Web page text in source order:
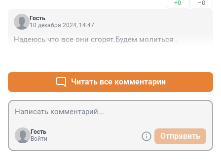
+0 –0
Гость
10 декабря 2024, 14:47
Надеюсь что все они сгорят.Будем молиться .
Читать все комментарии
Гость
Войти
Отправить